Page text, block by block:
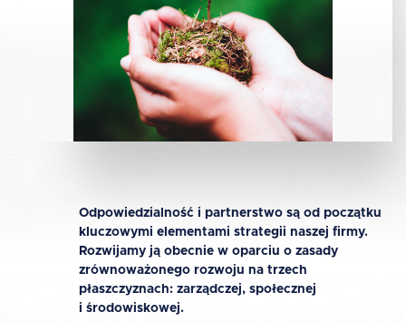
Odpowiedzialność i partnerstwo są od początku
kluczowymi elementami strategii naszej firmy.
Rozwijamy ją obecnie w oparciu o zasady
zrównoważonego rozwoju na trzech
płaszczyznach: zarządczej, społecznej
i środowiskowej.